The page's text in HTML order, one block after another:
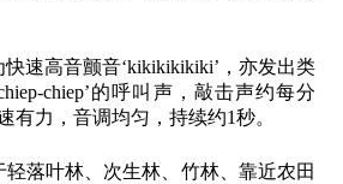
快速高音颤音‘kikikikikiki’，亦发出类
chiep’的呼叫声，敲击声约每分
有力，音调均匀，持续约1秒。
轻落叶林、次生林、竹林、靠近农田